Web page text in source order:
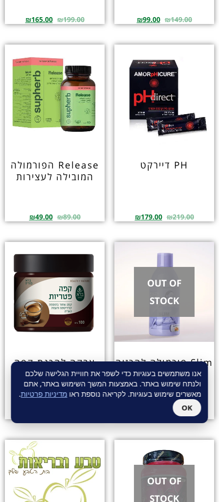
₪149.00
₪99.00
₪199.00
₪165.00
PH דיירקט
₪219.00
₪179.00
Release הפורמולה
המובילה לעצירות
₪89.00
₪49.00
OUT OF
STOCK
Slim פורמולה להרזיה
בנוזל
199.00
אבקה להכנת קפה
פטריות
OUT OF
STOCK
אנו משתמשים בעוגיות כדי לשפר את חוויית הגלישה שלכם
ולנתח שימוש באתר. באמצעות המשך השימוש באתר, אתם
מאשרים שימוש בעוגיות. לקריאה נוספת ראו מדיניות פרטיות.
OK